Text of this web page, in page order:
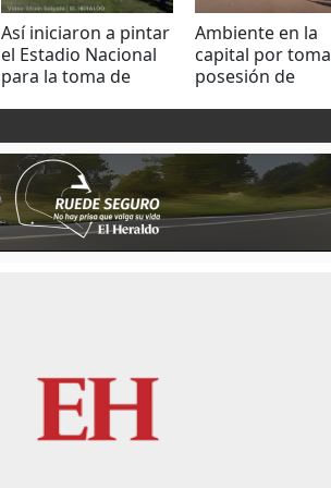
Así iniciaron a pintar
el Estadio Nacional
para la toma de
Ambiente en la
capital por
posesión de